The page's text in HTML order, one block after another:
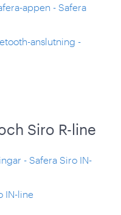
appen - Safera
anslutning -
Siro R-line
- Safera Siro IN-
IN-line